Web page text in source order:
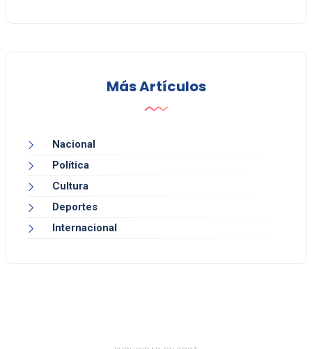
Más Artículos
Nacional
Política
Cultura
Deportes
Internacional